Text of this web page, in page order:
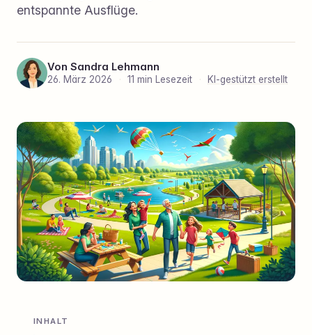
entspannte Ausflüge.
Von Sandra Lehmann
26. März 2026 · 11 min Lesezeit · KI-gestützt erstellt
INHALT